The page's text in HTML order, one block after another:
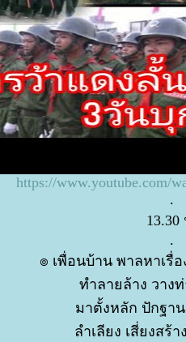
https://www.youtube.com/
.
13.30
.
๏ เพื่อนบ้าน พาลหาเรื่อ
ทำลายล้าง วาง
มาตั้งหลัก ปักฐา
ลำเลียง เสี่ยงสร้